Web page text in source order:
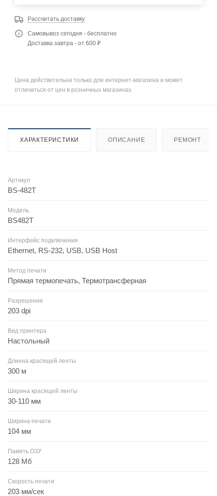
Рассчитать доставку
Самовывоз сегодня - бесплатно
Доставка завтра - от 600 ₽
Цена действительна только для интернет-магазина и может
отличаться от цен в розничных магазинах
ХАРАКТЕРИСТИКИ ОПИСАНИЕ РЕМОНТ
Артикул
BS-482T
Модель
BS482T
Интерфейс подключения
Ethernet, RS-232, USB, USB Host
Метод печати
Прямая термопечать, Термотрансферная
Разрешение
203 dpi
Вид принтера
Настольный
Длинна красящей ленты
300 м
Ширина красящей ленты
30-110 мм
Ширина печати
104 мм
Память ОЗУ
128 Мб
Скорость печати
203 мм/сек